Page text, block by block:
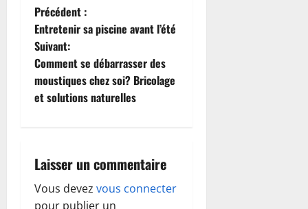
N
a
v
i
a
t
Précédent :
Entretenir sa piscine avant l’été
Suivant:
Comment se débarrasser des
moustiques chez soi? Bricolage
et solutions naturelles
Laisser un commentaire
Vous devez vous connecter
pour publier un